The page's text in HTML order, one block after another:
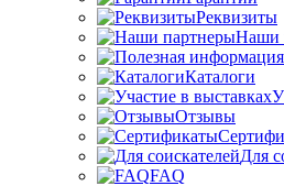
Реквизиты
Наши
Каталоги
Отзывы
Для
FAQ